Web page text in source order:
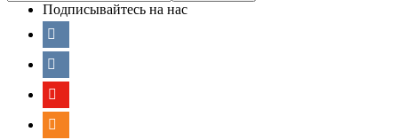
Подписывайтесь на нас